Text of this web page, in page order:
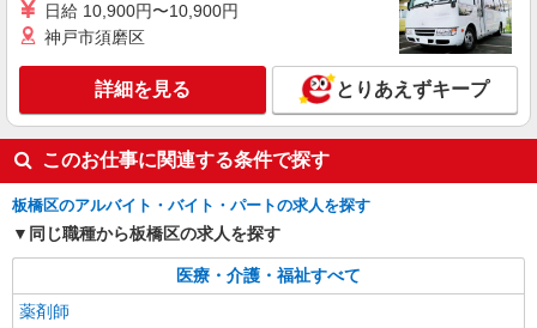
日給 10,900円〜10,900円
神戸市須磨区
詳細を見る とりあえずキープ
このお仕事に関連する条件で探す
板橋区のアルバイト・バイト・パートの求人を探す
同じ職種から板橋区の求人を探す
医療・介護・福祉すべて
薬剤師